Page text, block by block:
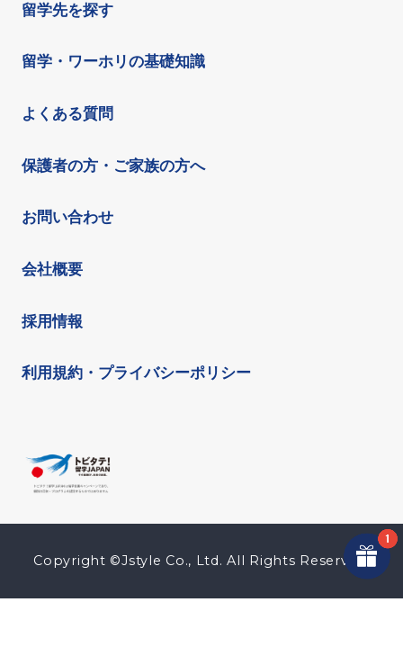
留学先を探す
留学・ワーホリの基礎知識
よくある質問
保護者の方・ご家族の方へ
お問い合わせ
会社概要
採用情報
利用規約・プライバシーポリシー
Copyright ©Jstyle Co., Ltd. All Rights Reserved.